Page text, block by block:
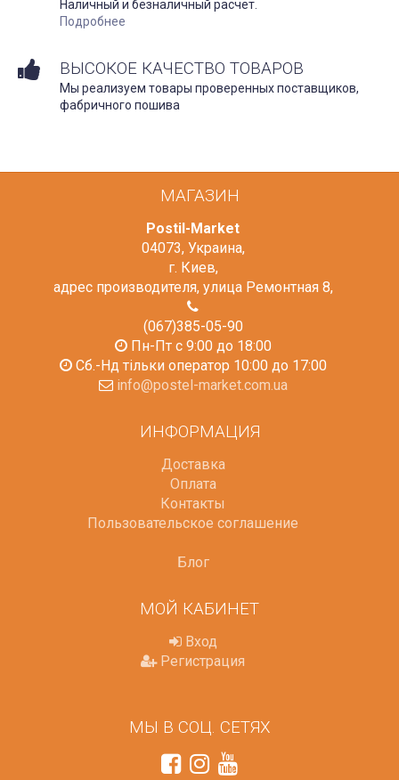
Наличный и безналичный расчет.
Подробнее
ВЫСОКОЕ КАЧЕСТВО ТОВАРОВ
Мы реализуем товары проверенных поставщиков,
фабричного пошива
МАГАЗИН
Postil-Market
04073, Украина,
г. Киев,
адрес производителя, улица Ремонтная 8,
(067)385-05-90
Пн-Пт с 9:00 до 18:00
Сб.-Нд тільки оператор 10:00 до 17:00
info@postel-market.com.ua
ИНФОРМАЦИЯ
Доставка
Оплата
Контакты
Пользовательское соглашение
Блог
МОЙ КАБИНЕТ
Вход
Регистрация
МЫ В СОЦ. СЕТЯХ